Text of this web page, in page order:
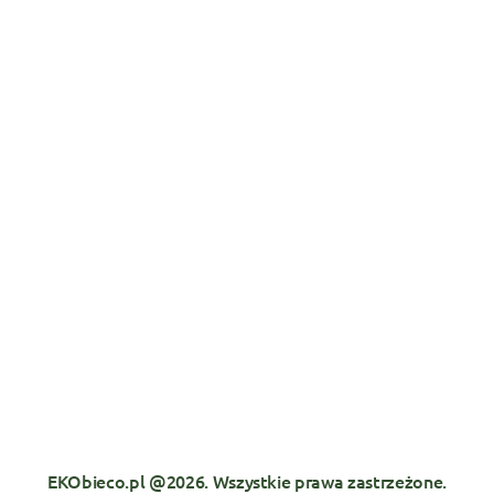
EKObieco.pl @2026. Wszystkie prawa zastrzeżone.